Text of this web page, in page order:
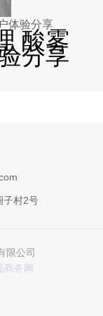
体验分享
酸雾
分享
子村2号
限公司
商务网